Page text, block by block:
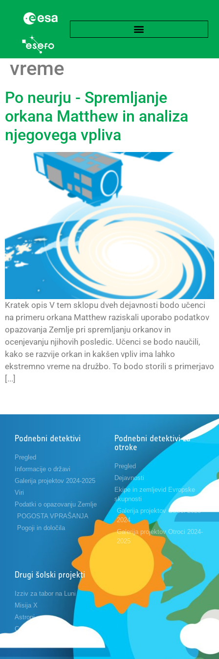
Oznaka:Ekstremno
vreme
Po neurju - Spremljanje
orkana Matthew in analiza
njegovega vpliva
Kratek opis V tem sklopu dveh dejavnosti bodo učenci
na primeru orkana Matthew raziskali uporabo podatkov
opazovanja Zemlje pri spremljanju orkanov in
ocenjevanju njihovih posledic. Učenci se bodo naučili,
kako se razvije orkan in kakšen vpliv ima lahko
ekstremno vreme na družbo. To bodo storili s primerjavo
[...]
Podnebni detektivi
Pregled
Informacije o državi
Galerija projektov 2024-2025
Viri
Podatki o opazovanju Zemlje
POGOSTA VPRAŠANJA
Pogoji in določila
Podnebni detektivi za
otroke
Pregled
Dejavnosti
Ekipe in zemljevid Evropske
skupnosti
Galerija projektov Otroci 2023-
2024
Galerija projektov Otroci 2024-
2025
Drugi šolski projekti
Izziv za tabor na Luni
Misija X
Astropi
Cansat